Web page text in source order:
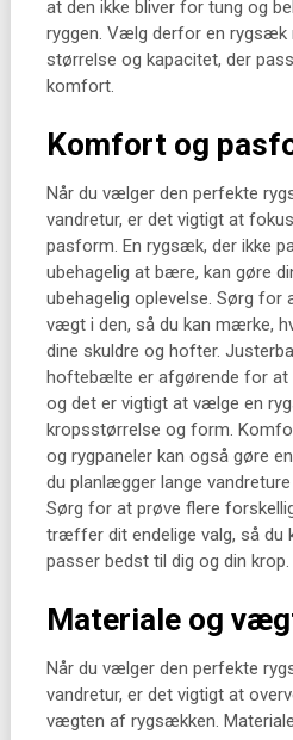
at den ikke bliver for tung og
ryggen. Vælg derfor en rygsæk
størrelse og kapacitet, der
komfort.
Komfort og
Når du vælger den perfekte
vandretur, er det vigtigt at
pasform. En rygsæk, der ikke
ubehagelig at bære, kan gøre
ubehagelig oplevelse. Sørg
vægt i den, så du kan mærke,
dine skuldre og hofter.
hoftebælte er afgørende for at
og det er vigtigt at vælge en
kropsstørrelse og form.
og rygpaneler kan også gøre
du planlægger lange
Sørg for at prøve flere
træffer dit endelige valg, så du
passer bedst til dig og din krop.
Materiale og
Når du vælger den perfekte
vandretur, er det vigtigt at
vægten af rygsækken.